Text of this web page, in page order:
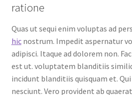
ratione
Quas ut sequi enim voluptas ad
hicnostrum. Impedit aspernatur
adipisci. Itaque ad dolorem non.
est ut. voluptatem blanditiis
incidunt blanditiis quisquam et.
nesciunt. Vero provident ab